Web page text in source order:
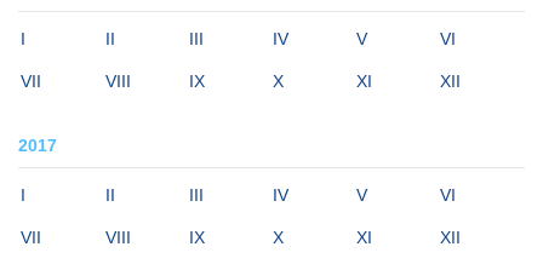
I II III IV V VI
VII VIII IX X XI XII
2017
I II III IV V VI
VII VIII IX X XI XII